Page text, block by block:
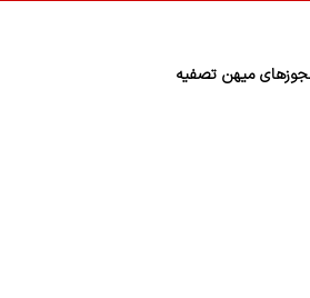
میهن تصفیه